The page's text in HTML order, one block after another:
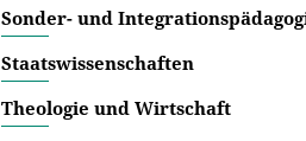
Sonder- und
Staatswissenschaften
Theologie und Wirtschaft